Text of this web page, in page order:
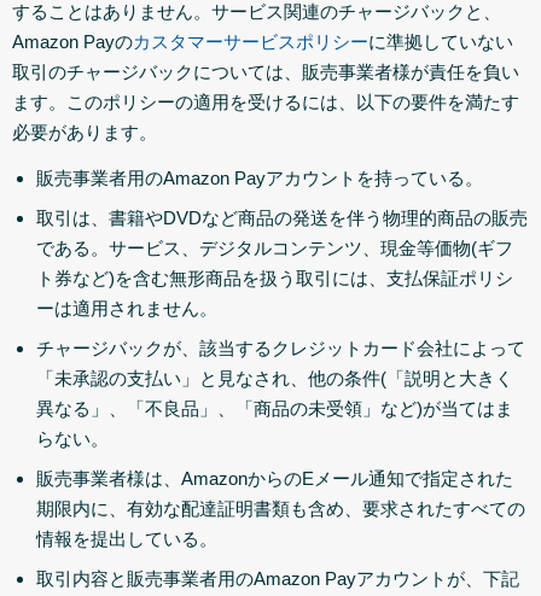
することはありません。サービス関連のチャージバックと、
Amazon Payのカスタマーサービスポリシーに準拠していない
取引のチャージバックについては、販売事業者様が責任を負い
ます。このポリシーの適用を受けるには、以下の要件を満たす
必要があります。
販売事業者用のAmazon Payアカウントを持っている。
取引は、書籍やDVDなど商品の発送を伴う物理的商品の販売
である。サービス、デジタルコンテンツ、現金等価物(ギフ
ト券など)を含む無形商品を扱う取引には、支払保証ポリシ
ーは適用されません。
チャージバックが、該当するクレジットカード会社によって
「未承認の支払い」と見なされ、他の条件(「説明と大きく
異なる」、「不良品」、「商品の未受領」など)が当てはま
らない。
販売事業者様は、AmazonからのEメール通知で指定された
期限内に、有効な配達証明書類も含め、要求されたすべての
情報を提出している。
取引内容と販売事業者用のAmazon Payアカウントが、下記